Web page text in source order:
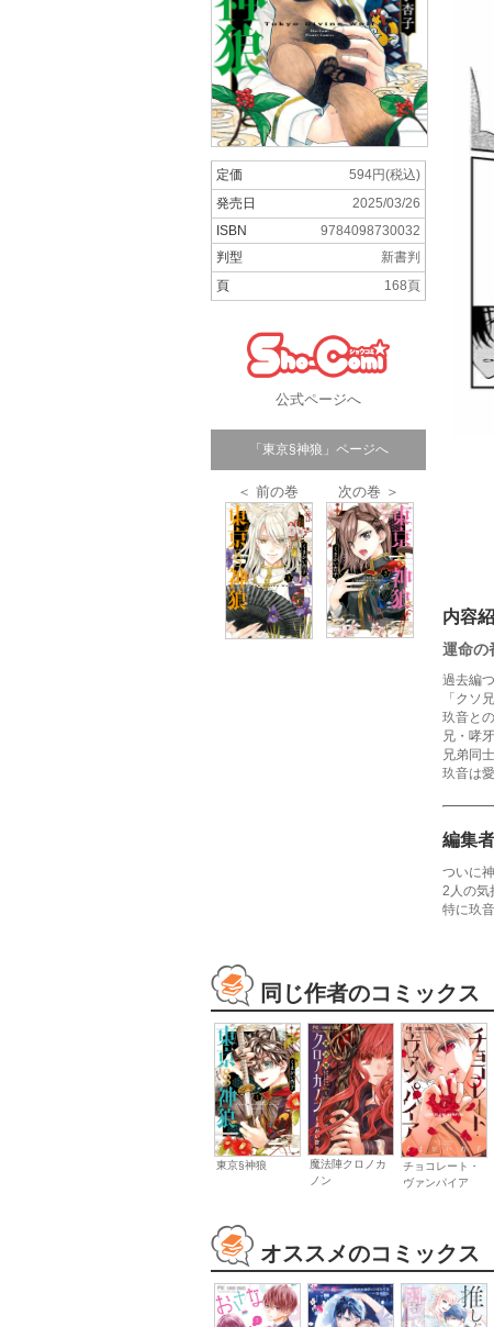
定価
594円(税込)
発売日
2025/03/26
ISBN
9784098730032
判型
新書判
頁
168頁
公式ページへ
「東京§神狼」ページへ
＜ 前の巻 次の巻 ＞
内容
運命の
過去編
「クソ
玖音と
兄・哮
兄弟同
玖音は
編集
ついに
2人の気
特に玖
同じ作者のコミックス
東京§神狼
魔法陣クロノカ
ノン
チョコレート・
ヴァンパイア
オススメのコミックス